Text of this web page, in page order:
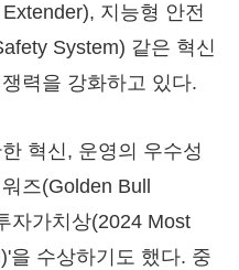
지능형 안전
System) 같은 혁신
력을 강화하고 있다.
혁신, 운영의 우수성
즈(Golden Bull
자가치상(2024 Most
을 수상하기도 했다. 중